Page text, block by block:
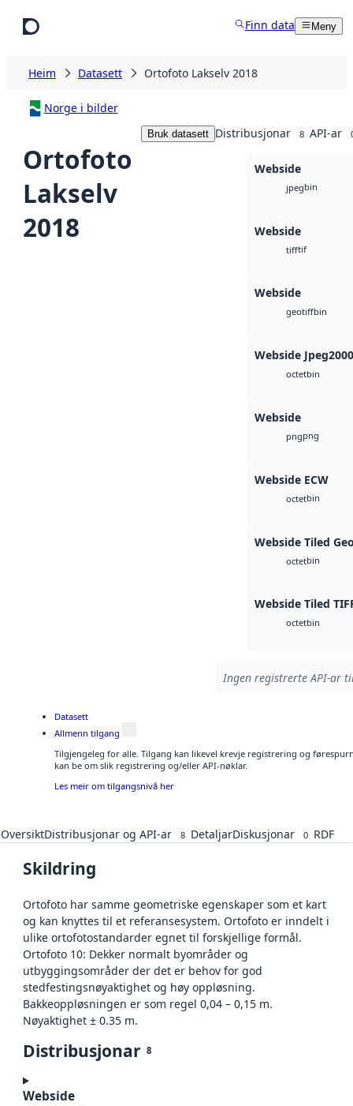
Finn data Meny
Heim Datasett Ortofoto Lakselv 2018
Norge i bilder
Ortofoto
Lakselv
2018
Bruk datasett Distribusjonar 8 API-ar
Webside
jpegbin
Webside
tifftif
Webside
geotiffbin
Webside Jpeg2000
octetbin
Webside
pngpng
Webside ECW
octetbin
Webside Tiled
octetbin
Webside Tiled
octetbin
Ingen registrerte API-ar
Datasett
Allmenn tilgang
Tilgjengeleg for alle. Tilgang kan likevel krevje registrering og
kan be om slik registrering og/eller API-nøklar.
Les meir om tilgangsnivå her
OversiktDistribusjonar og API-ar 8 DetaljarDiskusjonar 0 RDF
Skildring
Ortofoto har samme geometriske egenskaper som et kart
og kan knyttes til et referansesystem. Ortofoto er inndelt i
ulike ortofotostandarder egnet til forskjellige formål.
Ortofoto 10: Dekker normalt byområder og
utbyggingsområder der det er behov for god
stedfestingsnøyaktighet og høy oppløsning.
Bakkeoppløsningen er som regel 0,04 – 0,15 m.
Nøyaktighet ± 0.35 m.
Distribusjonar 8
Webside